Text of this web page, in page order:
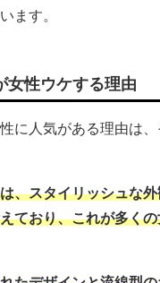
ます。
女性ウケする理由
に人気がある理由は
、スタイリッシュな
ており、これが多く